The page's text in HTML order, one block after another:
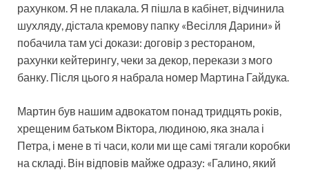
рахунком. Я не плакала. Я пішла в кабінет, відчинила
шухляду, дістала кремову папку «Весілля Дарини» й
побачила там усі докази: договір з рестораном,
рахунки кейтерингу, чеки за декор, перекази з мого
банку. Після цього я набрала номер Мартинa Гайдука.
Мартин був нашим адвокатом понад тридцять років,
хрещеним батьком Віктора, людиною, яка знала і
Петра, і мене в ті часи, коли ми ще самі тягали коробки
на складі. Він відповів майже одразу: «Галино, який